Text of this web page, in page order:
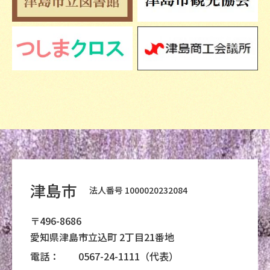
津島市 法人番号 1000020232084
〒496-8686
愛知県津島市立込町 2丁目21番地
電話：
0567-24-1111（代表）